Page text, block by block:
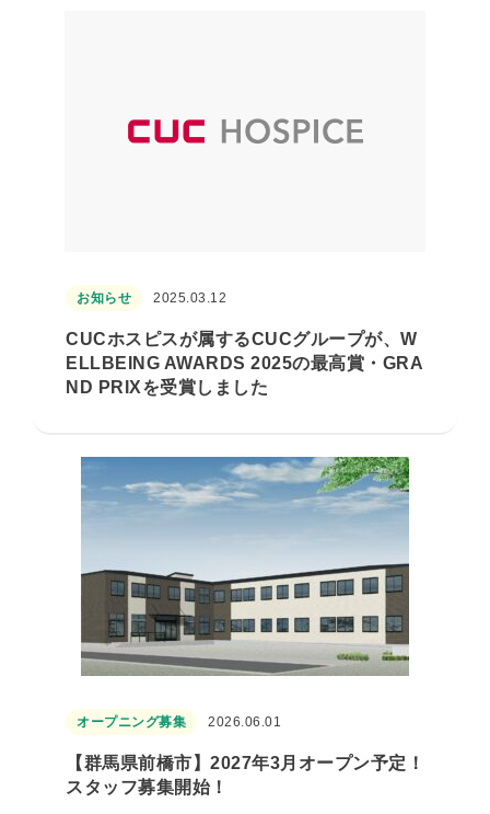
お知らせ 2025.03.12
CUCホスピスが属するCUCグループが、W
ELLBEING AWARDS 2025の最高賞・GRA
ND PRIXを受賞しました
オープニング募集 2026.06.01
【群馬県前橋市】2027年3月オープン予定！
スタッフ募集開始！